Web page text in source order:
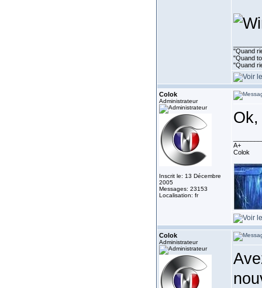
"Quand
"Quand
"Quand
Colok
Administrateur
Inscrit le: 13 Décembre
2005
Messages: 23153
Localisation: fr
A+
Colok
Colok
Administrateur